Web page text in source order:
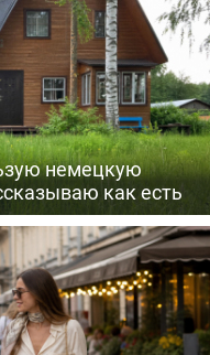
немецкую
как есть